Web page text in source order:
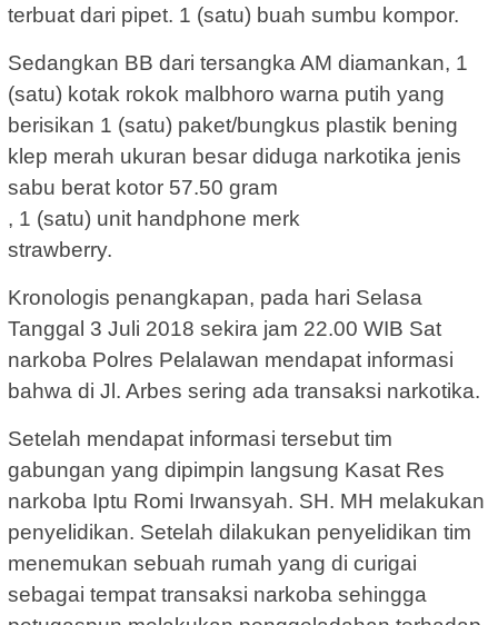
terbuat dari pipet. 1 (satu) buah sumbu kompor.
Sedangkan BB dari tersangka AM diamankan, 1
(satu) kotak rokok malbhoro warna putih yang
berisikan 1 (satu) paket/bungkus plastik bening
klep merah ukuran besar diduga narkotika jenis
sabu berat kotor 57.50 gram
, 1 (satu) unit handphone merk
strawberry.
Kronologis penangkapan, pada hari Selasa
Tanggal 3 Juli 2018 sekira jam 22.00 WIB Sat
narkoba Polres Pelalawan mendapat informasi
bahwa di Jl. Arbes sering ada transaksi narkotika.
Setelah mendapat informasi tersebut tim
gabungan yang dipimpin langsung Kasat Res
narkoba Iptu Romi Irwansyah. SH. MH melakukan
penyelidikan. Setelah dilakukan penyelidikan tim
menemukan sebuah rumah yang di curigai
sebagai tempat transaksi narkoba sehingga